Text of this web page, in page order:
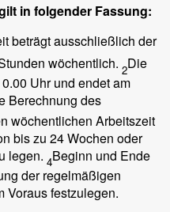
in folgender Fassung:
beträgt ausschließlich der
wöchentlich. 2Die
Uhr und endet am
Berechnung des
wöchentlichen Arbeitszeit
bis zu 24 Wochen oder
legen. 4Beginn und Ende
der regelmäßigen
Voraus festzulegen.